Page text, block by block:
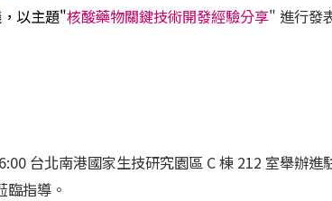
以主題"核酸藥物關鍵技術開發經驗分享" 進行發
台北南港國家生技研究園區 C 棟 212 室舉辦進
臨指導。